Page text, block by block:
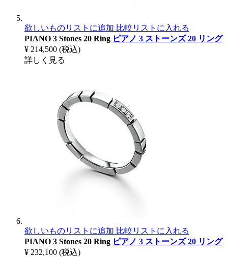
欲しいものリストに追加 比較リストに入れる
PIANO 3 Stones 20 Ring ピアノ 3 ストーンズ 20 リング
¥ 214,500 (税込)
詳しく見る
欲しいものリストに追加 比較リストに入れる
PIANO 3 Stones 20 Ring ピアノ 3 ストーンズ 20 リング
¥ 232,100 (税込)